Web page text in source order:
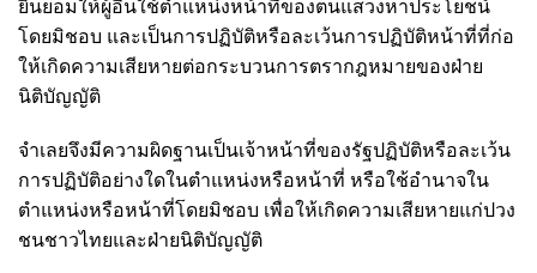
ยินยอมให้ผู้อื่นใช้ตำแหน่งหน้าที่ของตนแสวงหาประโยชน์
โดยมิชอบ และเป็นการปฏิบัติหรือละเว้นการปฏิบัติหน้าที่ที่ก่อ
ให้เกิดความเสียหายต่อกระบวนการตรากฎหมายของฝ่าย
นิติบัญญัติ
จำเลยจึงมีความผิดฐานเป็นเจ้าหน้าที่ของรัฐปฏิบัติหรือละเว้น
การปฏิบัติอย่างใดในตำแหน่งหรือหน้าที่ หรือใช้อำนาจใน
ตำแหน่งหรือหน้าที่โดยมิชอบ เพื่อให้เกิดความเสียหายแก่ปวง
ชนชาวไทยและฝ่ายนิติบัญญัติ